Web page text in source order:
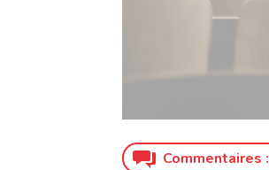
Commentaires :